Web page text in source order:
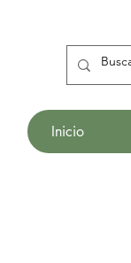
Inicio